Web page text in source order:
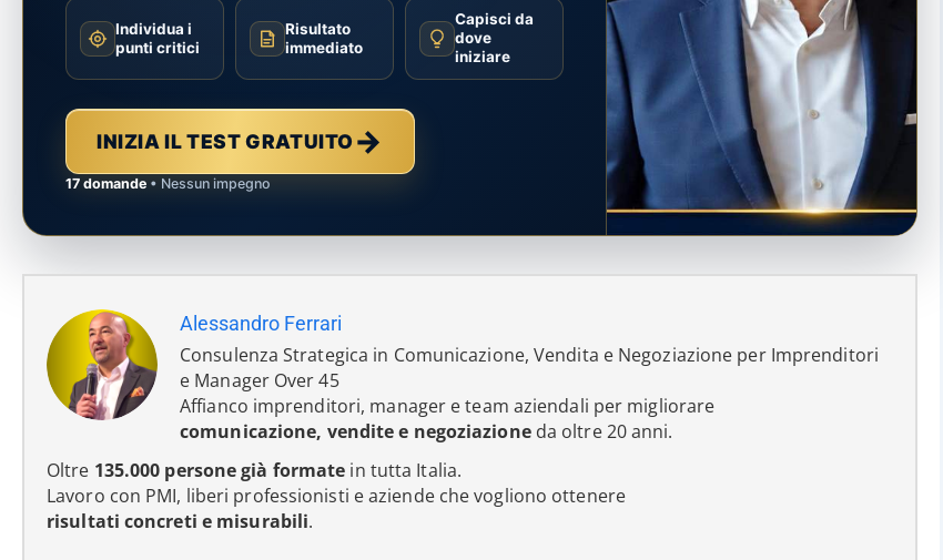
Individua i
punti critici
Risultato
immediato
Capisci da
dove
iniziare
INIZIA IL TEST GRATUITO →
17 domande • Nessun impegno
Alessandro Ferrari
Consulenza Strategica in Comunicazione, Vendita e Negoziazione per Imprenditori
e Manager Over 45
Affianco imprenditori, manager e team aziendali per migliorare
comunicazione, vendite e negoziazioneda oltre 20 anni.
Oltre 135.000 persone già formate in tutta Italia.
Lavoro con PMI, liberi professionisti e aziende che vogliono ottenere
risultati concreti e misurabili.